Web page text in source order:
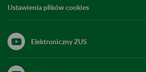
Ustawienia plików cookies
Elektroniczny ZUS